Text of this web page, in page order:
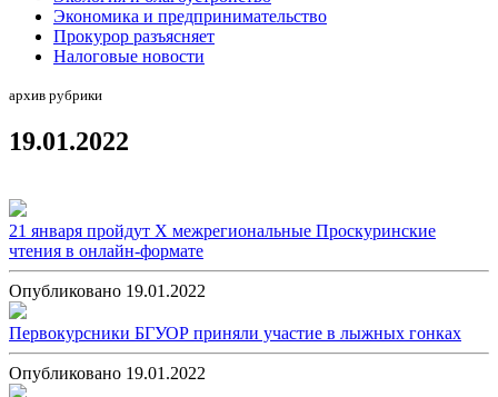
Экономика и предпринимательство
Прокурор разъясняет
Налоговые новости
архив рубрики
19.01.2022
21 января пройдут X межрегиональные Проскуринские
чтения в онлайн-формате
Опубликовано 19.01.2022
Первокурсники БГУОР приняли участие в лыжных гонках
Опубликовано 19.01.2022